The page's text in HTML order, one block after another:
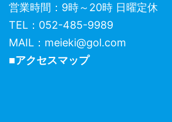
営業時間：9時～20時 日曜定休
TEL：052-485-9989
MAIL：meieki@gol.com
■アクセスマップ